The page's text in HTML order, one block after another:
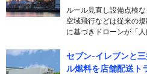
ルール見直し設備点検
空域飛行などは従来の
に基づきドローンが「
セブン-イレブンと
ル燃料を店舗配送ト